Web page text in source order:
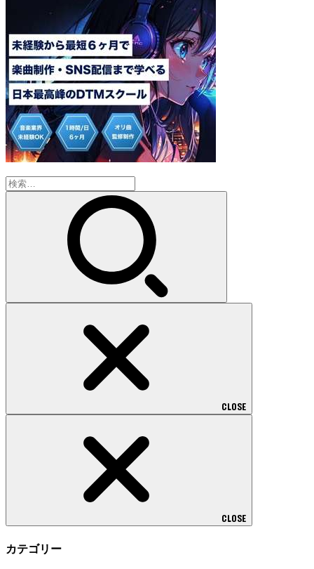
検
索:
CLOSE
CLOSE
カテゴリー